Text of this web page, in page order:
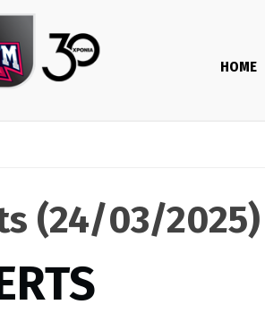
HOME
(24/03/2025)